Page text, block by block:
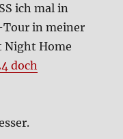
ich mal in
Tour in mei­ner
Night Home
doch